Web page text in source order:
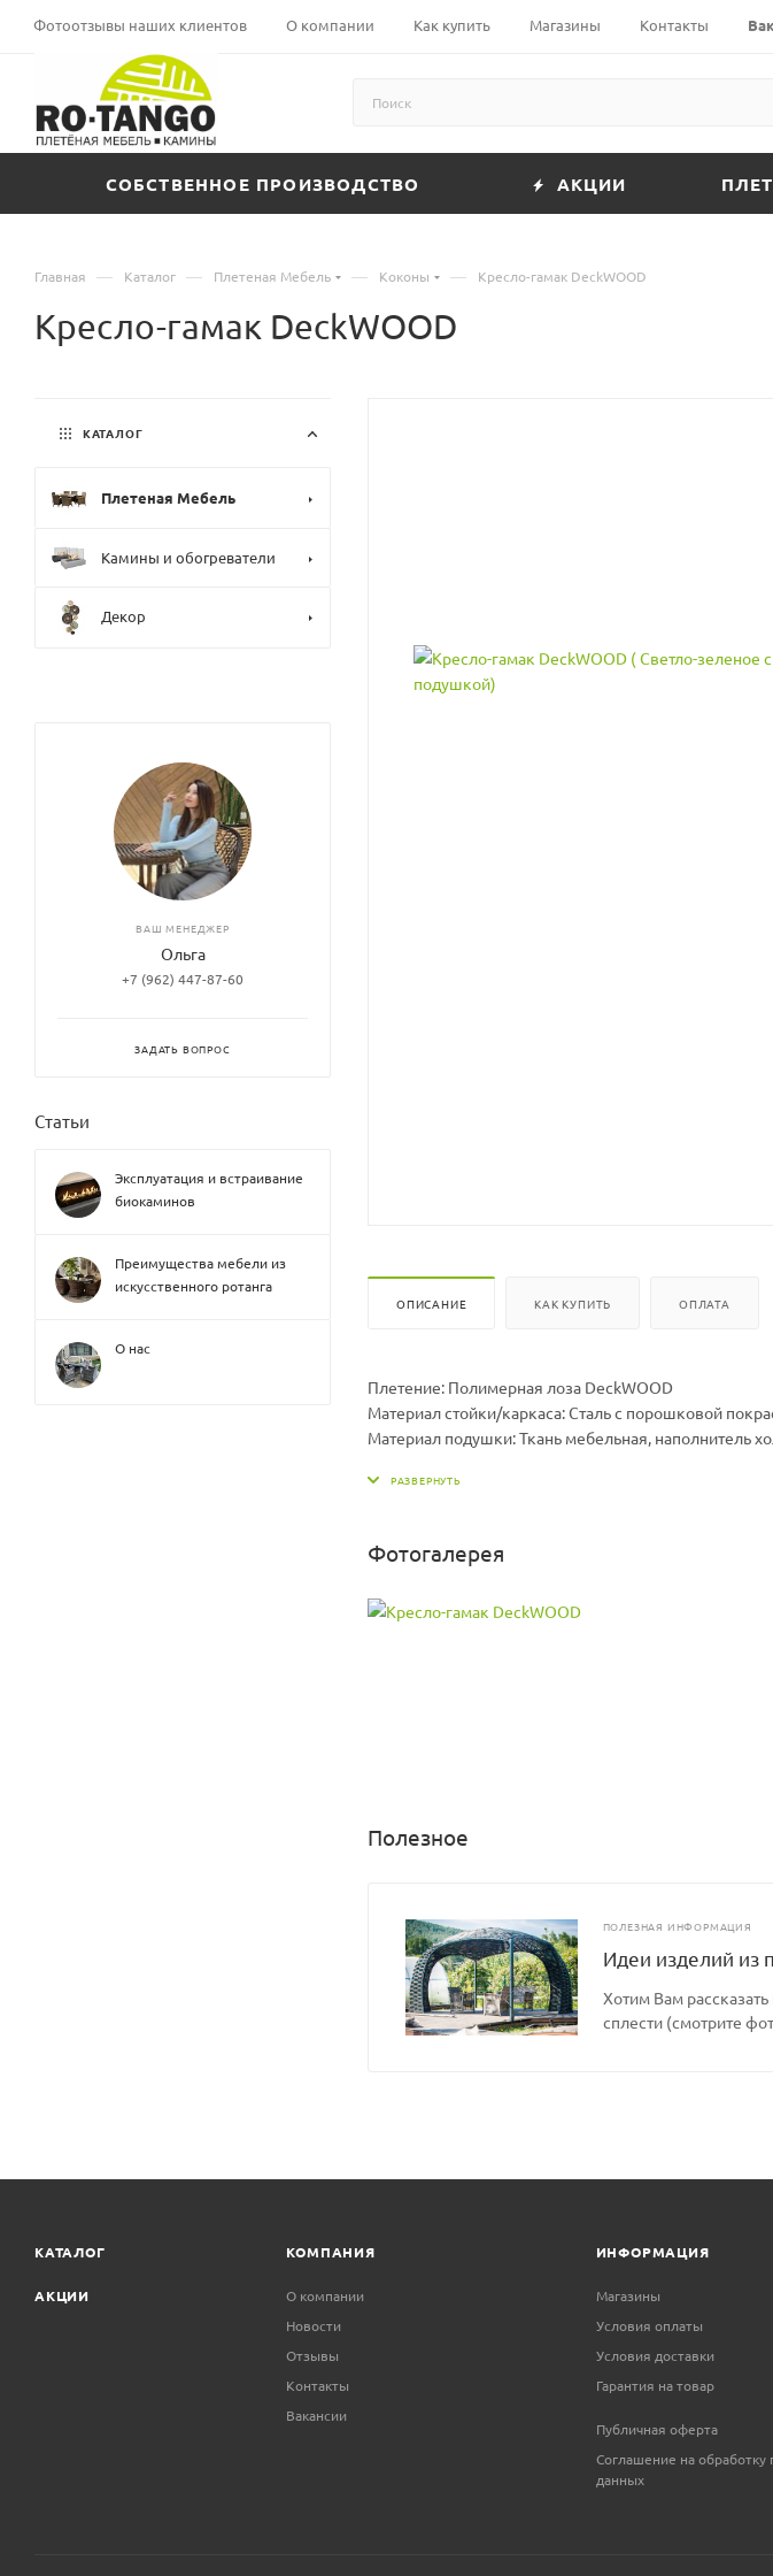
Фотоотзывы наших клиентов О компании Как купить Магазины Контакты
СОБСТВЕННОЕ ПРОИЗВОДСТВО АКЦИИ
Главная — Каталог — Плетеная Мебель — Коконы — Кресло-гамак DeckWOOD
Кресло-гамак DeckWOOD
ОПИСАНИЕ КАК КУПИТЬ ОПЛАТА
Плетение: Полимерная лоза DeckWOOD
Материал стойки/каркаса: Сталь с порошковой
Материал подушки: Ткань мебельная, наполнитель
Размер подушки ДхШхВ, мм: 1000 х 1000 х 70
Максимальная нагрузка, кг: 150
Фотогалерея
Полезное
ПОЛЕЗНАЯ ИНФОРМАЦИЯ
Идеи изделий из
Хотим Вам
сплести (смотрите
КАТАЛОГ
Плетеная Мебель
Камины и обогреватели
Декор
ВАШ МЕНЕДЖЕР
Ольга
+7 (962) 447-87-60
ЗАДАТЬ ВОПРОС
Статьи
Эксплуатация и встраивание
биокаминов
Преимущества мебели из
искусственного ротанга
О нас
КАТАЛОГ
АКЦИИ
КОМПАНИЯ
О компании
Новости
Отзывы
Контакты
Вакансии
ИНФОРМАЦИЯ
Магазины
Условия оплаты
Условия доставки
Гарантия на товар
Публичная оферта
Соглашение на обработку
данных